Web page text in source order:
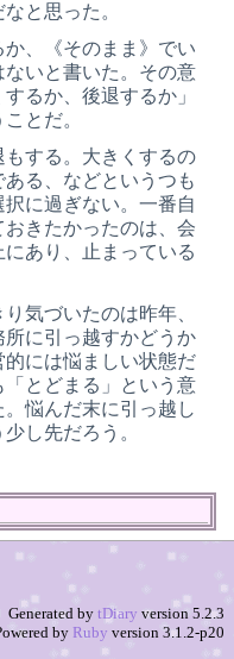
と思った。
、《そのまま》でい
ないと書いた。その意
るか、後退するか」
とだ。
する。大きくするの
る、などというつも
に過ぎない。一番自
きたかったのは、会
あり、止まっている
気づいたのは昨年、
に引っ越すかどうか
には悩ましい状態だ
とどまる」という意
悩んだ末に引っ越し
し先だろう。
Generated by tDiary version 5.2.3
by Ruby version 3.1.2-p20